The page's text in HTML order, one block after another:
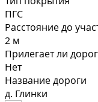
ПГС
Расстояние до
2 м
Прилегает ли
Нет
Название дороги
д. Глинки